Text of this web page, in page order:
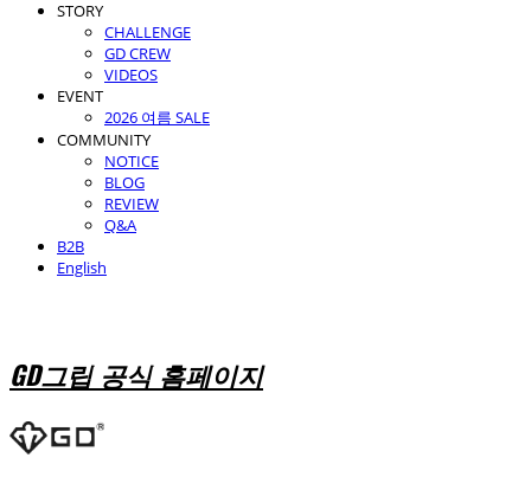
STORY
CHALLENGE
GD CREW
VIDEOS
EVENT
2026 여름 SALE
COMMUNITY
NOTICE
BLOG
REVIEW
Q&A
B2B
English
GD그립 공식 홈페이지